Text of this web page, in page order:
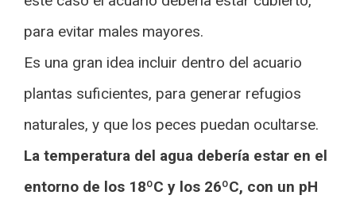
para evitar males mayores.
Es una gran idea incluir dentro del acuario
plantas suficientes, para generar refugios
naturales, y que los peces puedan ocultarse.
La temperatura del agua debería estar en el
entorno de los 18ºC y los 26ºC, con un pH